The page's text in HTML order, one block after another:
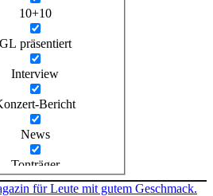
10+10
GL präsentiert
Interview
Bericht
News
Tonträger
für Leute mit gutem Geschmack.